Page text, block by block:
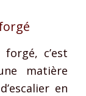
c’est
matière
en